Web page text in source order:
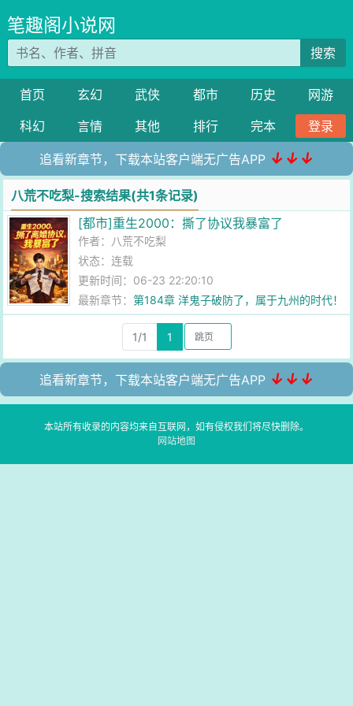
笔趣阁小说网
搜索
首页 玄幻 武侠 都市 历史
网游
科幻
言情 其他 排行 完本 登录
追看新章节，下载本站客户端无广告APP ↓↓↓
八荒不吃梨-搜索结果(共1条记录)
[都市]重生2000：撕了协议我暴富了
作者： 八荒不吃梨
状态：连载
更新时间：06-23 22:20:10
最新章节：第184章 洋鬼子破防了，属于九州的时代！
1/1 1
追看新章节，下载本站客户端无广告APP ↓↓↓
本站所有收录的内容均来自互联网，如有侵权我们将尽快删除。
网站地图